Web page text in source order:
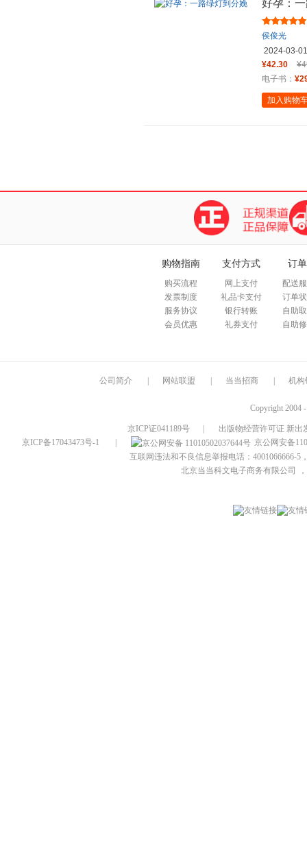
好孕：
侯俊光
2024-03-01
¥42.30
电子书：
加入购物
购物指南
购买流程
发票制度
服务协议
会员优惠
支付方式
网上支付
礼品卡支付
银行转账
礼券支付
订
配送
订单
自助
自助
公司简介 网站联盟 当当招商 机构
Copyright 2004
京ICP证041189号
出版物经营许可证 新出
京ICP备17043473号-1
京公网安备
互联网违法和不良信息举报电话：4001066666-5
北京当当科文电子商务有限公司